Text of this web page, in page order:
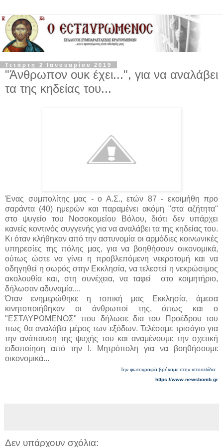
Τετάρτη 2 Ιανουαρίου 2019
"Άνθρωπον ουκ έχει...", για να αναλάβει
τα της κηδείας του...
Ένας συμπολίτης μας - ο Α.Σ., ετών 87 - εκοιμήθη προ
σαράντα (40) ημερών και παραμένει ακόμη "στα αζήτητα"
στο ψυγείο του Νοσοκομείου Βόλου, διότι δεν υπάρχει
κανείς κοντινός συγγενής για να αναλάβει τα της κηδείας του.
Κι όταν κλήθηκαν από την αστυνομία οι αρμόδιες κοινωνικές
υπηρεσίες της πόλης μας, για να βοηθήσουν οικονομικά,
ούτως ώστε να γίνει η προβλεπόμενη νεκροτομή και να
οδηγηθεί η σωρός στην Εκκλησία, να τελεστεί η νεκρώσιμος
ακολουθία και, στη συνέχεια, να ταφεί στο κοιμητήριο,
δήλωσαν αδυναμία....
Όταν ενημερώθηκε η τοπική μας Εκκλησία, άμεσα
κινητοποιήθηκαν οι άνθρωποί της, όπως και ο
"ΕΣΤΑΥΡΩΜΕΝΟΣ" που δήλωσε δια του Προέδρου του
πως θα αναλάβει μέρος των εξόδων. Τελέσαμε τρισάγιο για
την ανάπαυση της ψυχής του και αναμένουμε την σχετική
ειδοποίηση από την Ι. Μητρόπολη για να βοηθήσουμε
οικονομικά...
Την φωτογραφία βρήκαμε στην ιστοσελίδα:
https://www.newsbomb.gr
Δεν υπάρχουν σχόλια: